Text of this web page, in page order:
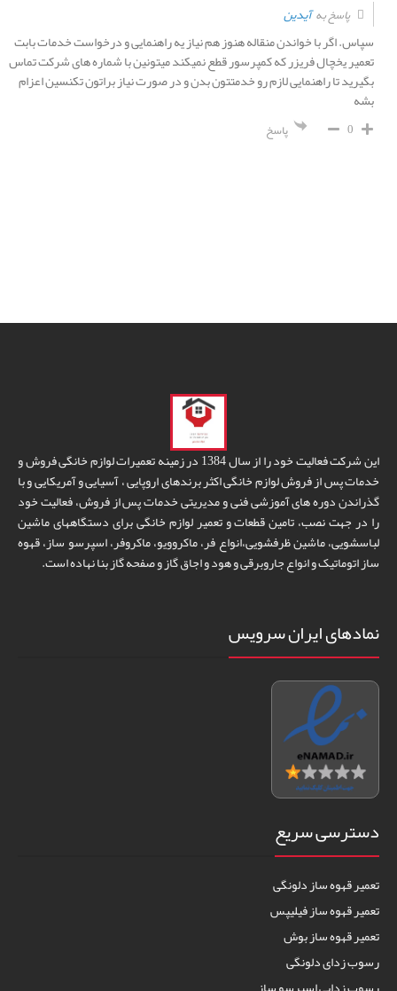
پاسخ بهآیدین
سپاس. اگر با خواندن منقاله هنوز هم نیاز یه راهنمایی و درخواست خدمات بابت
تعمیر یخچال فریزر که کمپرسور قطع نمیکند میتونین با شماره های شرکت تماس
بگیرید تا راهنمایی لازم رو خدمتتون بدن و در صورت نیاز براتون تکنسین اعزام
بشه
0 پاسخ
این شرکت فعالیت خود را از سال 1384 در زمینه تعمیرات لوازم خانگی فروش و
خدمات پس از فروش لوازم خانگی اکثر برندهای اروپایی ، آسیایی و آمریکایی و با
گذراندن دوره های آموزشی فنی و مدیریتی خدمات پس از فروش، فعالیت خود
را در جهت نصب، تامین قطعات و تعمیر لوازم خانگی برای دستگاههای ماشین
لباسشویی، ماشین ظرفشویی،انواع فر، ماکروویو، ماکروفر، اسپرسو ساز، قهوه
ساز اتوماتیک و انواع جاروبرقی و هود و اجاق گاز و صفحه گاز بنا نهاده است.
نمادهای ایران سرویس
دسترسی سریع
تعمیر قهوه ساز دلونگی
تعمیر قهوه ساز فیلیپس
تعمیر قهوه ساز بوش
رسوب زدای دلونگی